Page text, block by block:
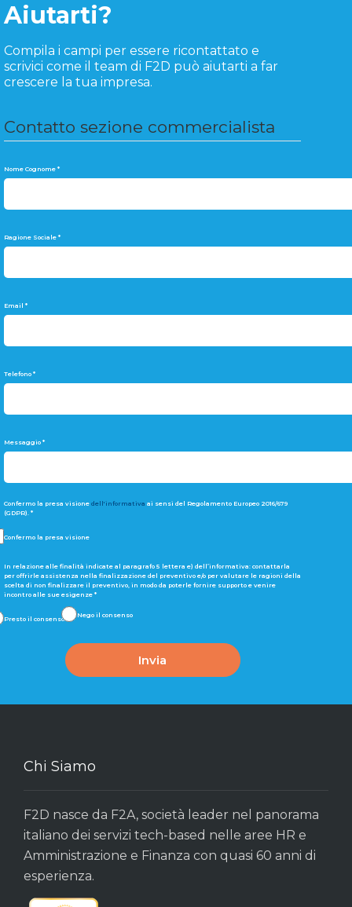
Aiutarti?
Compila i campi per essere ricontattato e
scrivici come il team di F2D può aiutarti a far
crescere la tua impresa.
Contatto sezione commercialista
Nome Cognome *
Ragione Sociale *
Email *
Telefono *
Messaggio *
Confermo la presa visione dell'informativa ai sensi del Regolamento Europeo 2016/679
(GDPR). *
Confermo la presa visione
In relazione alle finalità indicate al paragrafo 5 lettera e) dell’informativa: contattarla
per offrirle assistenza nella finalizzazione del preventivo e/o per valutare le ragioni della
scelta di non finalizzare il preventivo, in modo da poterle fornire supporto e venire
incontro alle sue esigenze *
Presto il consenso: Nego il consenso
Invia
Chi Siamo
F2D nasce da F2A, società leader nel panorama
italiano dei servizi tech-based nelle aree HR e
Amministrazione e Finanza con quasi 60 anni di
esperienza.